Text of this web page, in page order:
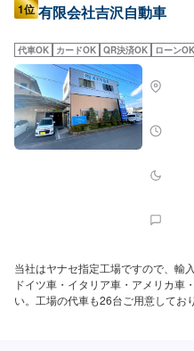
1位 有限会社吉沢自動車
代車OK カードOK QR決済OK ローンOK
当社はヤナセ指定工場ですので、輸
ドイツ車・イタリア車・アメリカ車
い。工場の代車も26台ご用意してお